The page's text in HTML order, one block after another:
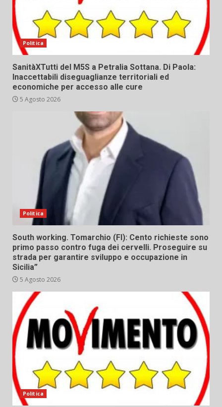
Politica
SanitàXTutti del M5S a Petralia Sottana. Di Paola:
Inaccettabili diseguaglianze territoriali ed
economiche per accesso alle cure
5 Agosto 2026
Politica
South working. Tomarchio (FI): Cento richieste sono
primo passo contro fuga dei cervelli. Proseguire su
strada per garantire sviluppo e occupazione in
Sicilia”
5 Agosto 2026
Politica